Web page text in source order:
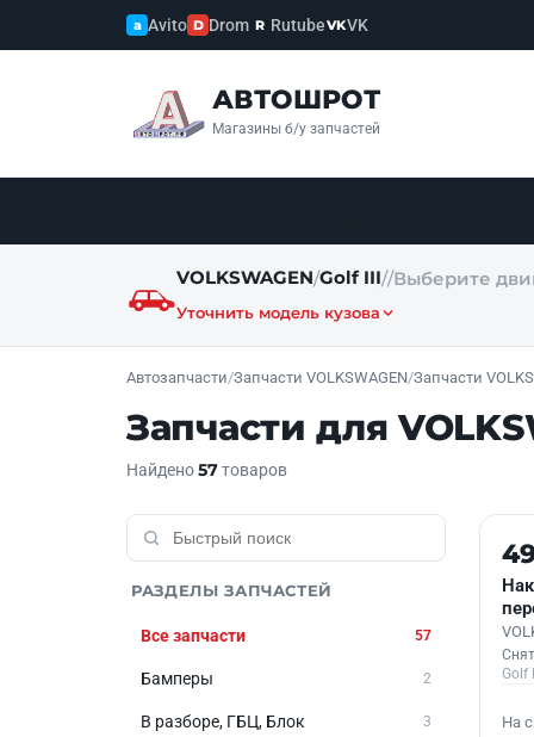
a Avito D Drom R RutubeVKVK
АВТОШРОТ
Магазины б/у запчастей
VOLKSWAGEN/Golf III//Выберите
Уточнить модель кузова
Автозапчасти/Запчасти VOLKSWAGEN/Запчасти
Запчасти для
Найдено57товаров
РАЗДЕЛЫ ЗАПЧАСТЕЙ
Все запчасти 57
Бамперы 2
В разборе, ГБЦ, Блок 3
Б/
Golf III
На